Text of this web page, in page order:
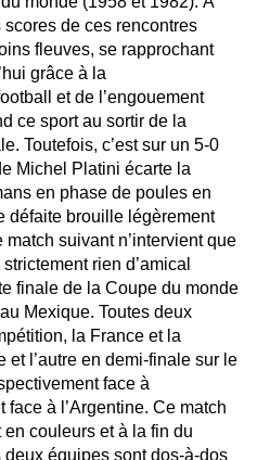
de ces rencontres
fleuves, se rapprochant
grâce à la
et de l’engouement
ce sport au sortir de la
Toutefois, c’est sur un 5-0
Michel Platini écarte la
en phase de poules en
défaite brouille légèrement
suivant n’intervient que
rien d’amical
finale de la Coupe du monde
Mexique. Toutes deux
la France et la
et l’autre en demi-finale sur le
face à
face à l’Argentine. Ce match
couleurs et à la fin du
équipes sont dos-à-dos